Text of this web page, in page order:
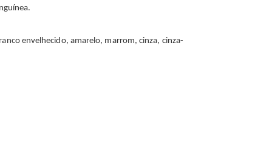
envelhecido, amarelo, marrom, cinza, cinza-